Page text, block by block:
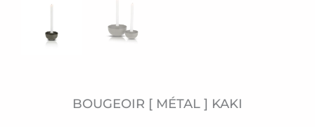
BOUGEOIR [ MÉTAL ] KAKI